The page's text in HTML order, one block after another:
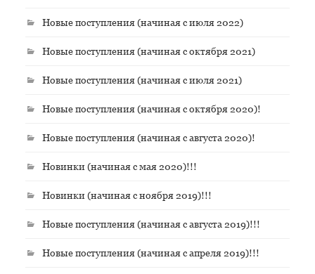
Новые поступления (начиная с июля 2022)
Новые поступления (начиная с октября 2021)
Новые поступления (начиная с июля 2021)
Новые поступления (начиная с октября 2020)!
Новые поступления (начиная с августа 2020)!
Новинки (начиная с мая 2020)!!!
Новинки (начиная с ноября 2019)!!!
Новые поступления (начиная с августа 2019)!!!
Новые поступления (начиная с апреля 2019)!!!